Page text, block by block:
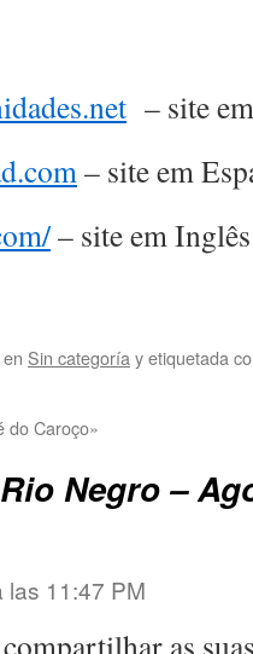
– site
– site em
– site em Inglês
Sin categoría y etiquetada
do Caroço»
Rio Negro –
las 11:47 PM
as